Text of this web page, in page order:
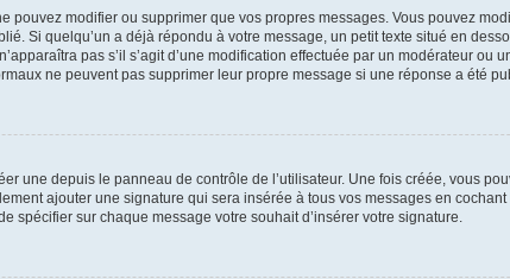
modifier ou supprimer que vos propres messages. Vous pouvez
Si quelqu’un a déjà répondu à votre message, un petit texte situé en
pas s’il s’agit d’une modification effectuée par un modérateur ou
ne peuvent pas supprimer leur propre message si une réponse a été
une depuis le panneau de contrôle de l’utilisateur. Une fois créée, vous
ajouter une signature qui sera insérée à tous vos messages en
spécifier sur chaque message votre souhait d’insérer votre signature.